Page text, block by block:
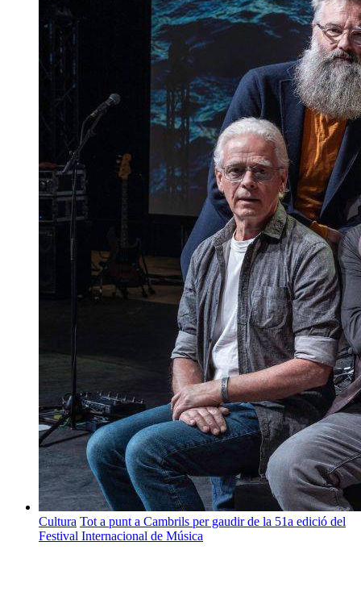
Cultura Tot a punt a Cambrils per gaudir de la 51a edició del
Festival Internacional de Música